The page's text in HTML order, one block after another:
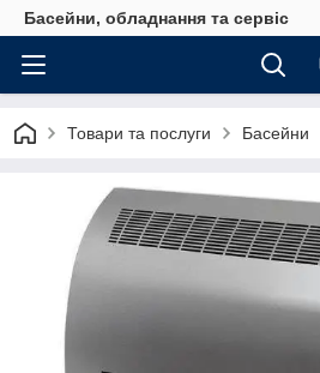
Басейни, обладнання та сервіс
Товари та послуги Басейни